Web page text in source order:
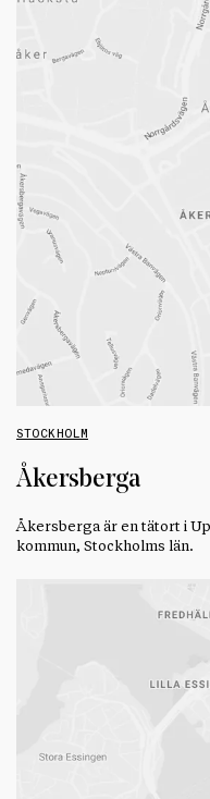
STOCKHOLM
Åkersberga
Åkersberga är en tätort i
kommun, Stockholms län.